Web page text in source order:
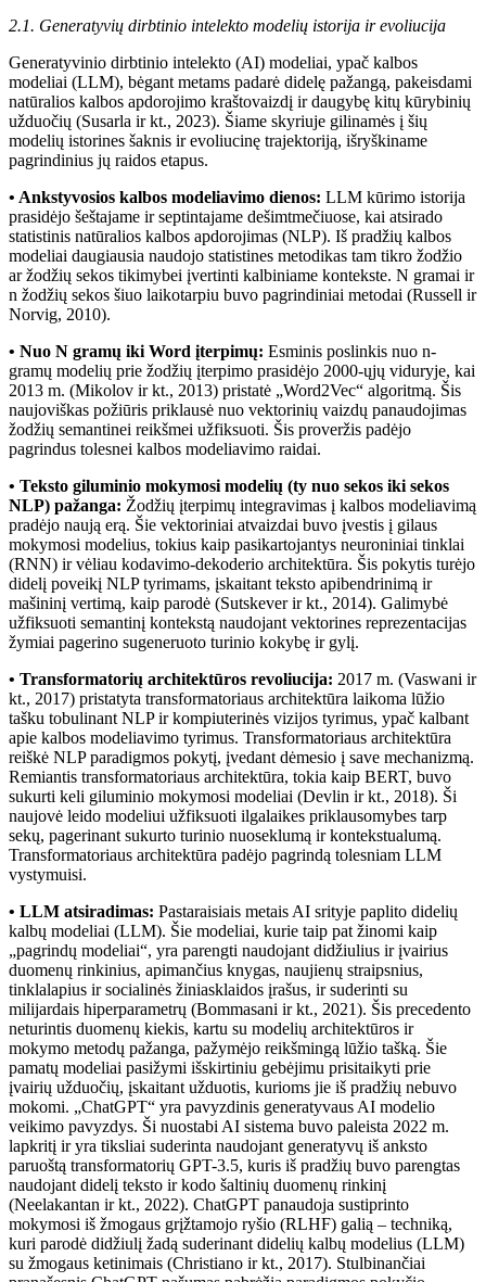
2.1. Generatyvių dirbtinio intelekto modelių istorija ir evoliucija
Generatyvinio dirbtinio intelekto (AI) modeliai, ypač kalbos
modeliai (LLM), bėgant metams padarė didelę pažangą, pakeisdami
natūralios kalbos apdorojimo kraštovaizdį ir daugybę kitų kūrybinių
užduočių (Susarla ir kt., 2023). Šiame skyriuje gilinamės į šių
modelių istorines šaknis ir evoliucinę trajektoriją, išryškiname
pagrindinius jų raidos etapus.
• Ankstyvosios kalbos modeliavimo dienos: LLM kūrimo istorija
prasidėjo šeštajame ir septintajame dešimtmečiuose, kai atsirado
statistinis natūralios kalbos apdorojimas (NLP). Iš pradžių kalbos
modeliai daugiausia naudojo statistines metodikas tam tikro žodžio
ar žodžių sekos tikimybei įvertinti kalbiniame kontekste. N gramai ir
n žodžių sekos šiuo laikotarpiu buvo pagrindiniai metodai (Russell ir
Norvig, 2010).
• Nuo N gramų iki Word įterpimų: Esminis poslinkis nuo n-
gramų modelių prie žodžių įterpimo prasidėjo 2000-ųjų viduryje, kai
2013 m. (Mikolov ir kt., 2013) pristatė „Word2Vec“ algoritmą. Šis
naujoviškas požiūris priklausė nuo vektorinių vaizdų panaudojimas
žodžių semantinei reikšmei užfiksuoti. Šis proveržis padėjo
pagrindus tolesnei kalbos modeliavimo raidai.
• Teksto giluminio mokymosi modelių (ty nuo sekos iki sekos
NLP) pažanga: Žodžių įterpimų integravimas į kalbos modeliavimą
pradėjo naują erą. Šie vektoriniai atvaizdai buvo įvestis į gilaus
mokymosi modelius, tokius kaip pasikartojantys neuroniniai tinklai
(RNN) ir vėliau kodavimo-dekoderio architektūra. Šis pokytis turėjo
didelį poveikį NLP tyrimams, įskaitant teksto apibendrinimą ir
mašininį vertimą, kaip parodė (Sutskever ir kt., 2014). Galimybė
užfiksuoti semantinį kontekstą naudojant vektorines reprezentacijas
žymiai pagerino sugeneruoto turinio kokybę ir gylį.
• Transformatorių architektūros revoliucija: 2017 m. (Vaswani ir
kt., 2017) pristatyta transformatoriaus architektūra laikoma lūžio
tašku tobulinant NLP ir kompiuterinės vizijos tyrimus, ypač kalbant
apie kalbos modeliavimo tyrimus. Transformatoriaus architektūra
reiškė NLP paradigmos pokytį, įvedant dėmesio į save mechanizmą.
Remiantis transformatoriaus architektūra, tokia kaip BERT, buvo
sukurti keli giluminio mokymosi modeliai (Devlin ir kt., 2018). Ši
naujovė leido modeliui užfiksuoti ilgalaikes priklausomybes tarp
sekų, pagerinant sukurto turinio nuoseklumą ir kontekstualumą.
Transformatoriaus architektūra padėjo pagrindą tolesniam LLM
vystymuisi.
• LLM atsiradimas: Pastaraisiais metais AI srityje paplito didelių
kalbų modeliai (LLM). Šie modeliai, kurie taip pat žinomi kaip
„pagrindų modeliai“, yra parengti naudojant didžiulius ir įvairius
duomenų rinkinius, apimančius knygas, naujienų straipsnius,
tinklalapius ir socialinės žiniasklaidos įrašus, ir suderinti su
milijardais hiperparametrų (Bommasani ir kt., 2021). Šis precedento
neturintis duomenų kiekis, kartu su modelių architektūros ir
mokymo metodų pažanga, pažymėjo reikšmingą lūžio tašką. Šie
pamatų modeliai pasižymi išskirtiniu gebėjimu prisitaikyti prie
įvairių užduočių, įskaitant užduotis, kurioms jie iš pradžių nebuvo
mokomi. „ChatGPT“ yra pavyzdinis generatyvaus AI modelio
veikimo pavyzdys. Ši nuostabi AI sistema buvo paleista 2022 m.
lapkritį ir yra tiksliai suderinta naudojant generatyvų iš anksto
paruoštą transformatorių GPT-3.5, kuris iš pradžių buvo parengtas
naudojant didelį teksto ir kodo šaltinių duomenų rinkinį
(Neelakantan ir kt., 2022). ChatGPT panaudoja sustiprinto
mokymosi iš žmogaus grįžtamojo ryšio (RLHF) galią – techniką,
kuri parodė didžiulį žadą suderinant didelių kalbų modelius (LLM)
su žmogaus ketinimais (Christiano ir kt., 2017). Stulbinančiai